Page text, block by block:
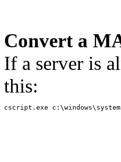
Convert a
If a server is
this:
cscript.exe